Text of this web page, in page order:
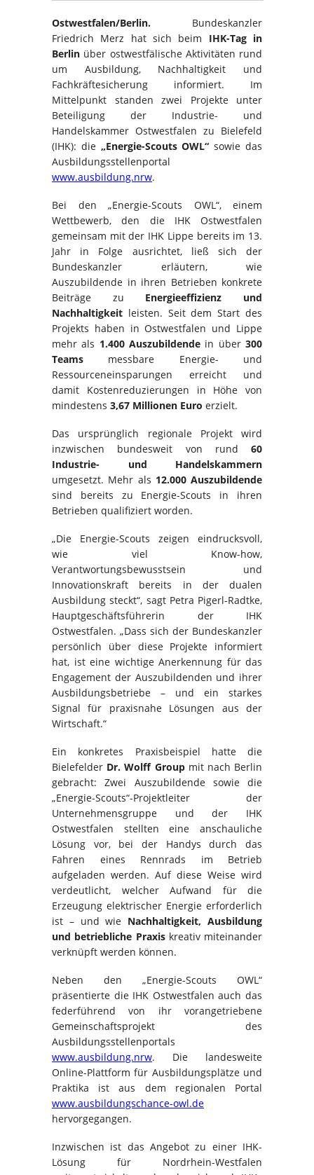
Ostwestfalen/Berlin. Bundeskanzler
Friedrich Merz hat sich beim IHK-Tag in
Berlin über ostwestfälische Aktivitäten rund
um Ausbildung, Nachhaltigkeit und
Fachkräftesicherung informiert. Im
Mittelpunkt standen zwei Projekte unter
Beteiligung der Industrie- und
Handelskammer Ostwestfalen zu Bielefeld
(IHK): die „Energie-Scouts OWL“ sowie das
Ausbildungsstellenportal
www.ausbildung.nrw.
Bei den „Energie-Scouts OWL“, einem
Wettbewerb, den die IHK Ostwestfalen
gemeinsam mit der IHK Lippe bereits im 13.
Jahr in Folge ausrichtet, ließ sich der
Bundeskanzler erläutern, wie
Auszubildende in ihren Betrieben konkrete
Beiträge zu Energieeffizienz und
Nachhaltigkeit leisten. Seit dem Start des
Projekts haben in Ostwestfalen und Lippe
mehr als 1.400 Auszubildende in über300
Teams messbare Energie- und
Ressourceneinsparungen erreicht und
damit Kostenreduzierungen in Höhe von
mindestens 3,67 Millionen Euro erzielt.
Das ursprünglich regionale Projekt wird
inzwischen bundesweit von rund 60
Industrie- und Handelskammern
umgesetzt. Mehr als 12.000 Auszubildende
sind bereits zu Energie-Scouts in ihren
Betrieben qualifiziert worden.
„Die Energie-Scouts zeigen eindrucksvoll,
wie viel Know-how,
Verantwortungsbewusstsein und
Innovationskraft bereits in der dualen
Ausbildung steckt“, sagt Petra Pigerl-Radtke,
Hauptgeschäftsführerin der IHK
Ostwestfalen. „Dass sich der Bundeskanzler
persönlich über diese Projekte informiert
hat, ist eine wichtige Anerkennung für das
Engagement der Auszubildenden und ihrer
Ausbildungsbetriebe – und ein starkes
Signal für praxisnahe Lösungen aus der
Wirtschaft.“
Ein konkretes Praxisbeispiel hatte die
Bielefelder Dr. Wolff Groupmit nach Berlin
gebracht: Zwei Auszubildende sowie die
„Energie-Scouts“-Projektleiter der
Unternehmensgruppe und der IHK
Ostwestfalen stellten eine anschauliche
Lösung vor, bei der Handys durch das
Fahren eines Rennrads im Betrieb
aufgeladen werden. Auf diese Weise wird
verdeutlicht, welcher Aufwand für die
Erzeugung elektrischer Energie erforderlich
ist – und wie Nachhaltigkeit, Ausbildung
und betriebliche Praxiskreativ miteinander
verknüpft werden können.
Neben den „Energie-Scouts OWL“
präsentierte die IHK Ostwestfalen auch das
federführend von ihr vorangetriebene
Gemeinschaftsprojekt des
Ausbildungsstellenportals
www.ausbildung.nrw. Die landesweite
Online-Plattform für Ausbildungsplätze und
Praktika ist aus dem regionalen Portal
www.ausbildungschance-owl.de
hervorgegangen.
Inzwischen ist das Angebot zu einer IHK-
Lösung für Nordrhein-Westfalen